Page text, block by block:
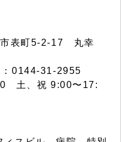
表町5-2-17 丸幸
0144-31-2955
土、祝 9:00〜17: